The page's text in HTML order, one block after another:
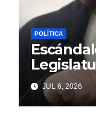
POLÍTICA
concejal
soltar al
JUL 6, 2026